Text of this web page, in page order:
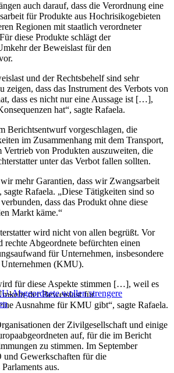
auch darauf, dass die Verordnung eine
für Produkte aus Hochrisikogebieten
Regionen mit staatlich verordneter
diese Produkte schlägt der
der Beweislast für den
und der Rechtsbehelf sind sehr
zeigen, dass das Instrument des Verbots von
dass es nicht nur eine Aussage ist […],
hat“, sagte Rafaela.
Berichtsentwurf vorgeschlagen, die
im Zusammenhang mit dem Transport,
Vertrieb von Produkten auszuweiten, die
unter das Verbot fallen sollten.
mehr Garantien, dass wir Zwangsarbeit
Rafaela. „Diese Tätigkeiten sind so
dass das Produkt ohne diese
Markt käme.“
wird nicht von allen begrüßt. Vor
rechte Abgeordnete befürchten einen
für Unternehmen, insbesondere
(KMU).
Abgeordnete wollen strengere
für diese Aspekte stimmen […], weil es
der Beweislast für
Ausnahme für KMU gibt“, sagte Rafaela.
der Zivilgesellschaft und einige
auf, für die im Bericht
zu stimmen. Im September
und Gewerkschaften für die
aus.